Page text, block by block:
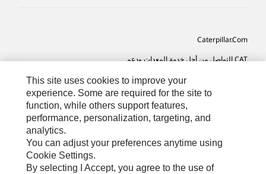
Caterpillar.com
CAT التواصل من أجل خدمة المعدات ودعم
تفضيلات التسويق الخاصة بي
خريطة الموقع
Cookie Settings
This site uses cookies to improve your
experience. Some are required for the site to
function, while others support features,
performance, personalization, targeting, and
analytics.
You can adjust your preferences anytime using
Cookie Settings.
By selecting I Accept, you agree to the use of